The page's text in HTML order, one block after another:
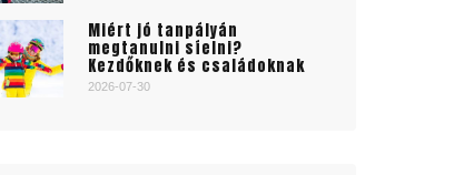
Miért jó tanpályán
megtanulni síelni?
Kezdőknek és családoknak
2026-07-30